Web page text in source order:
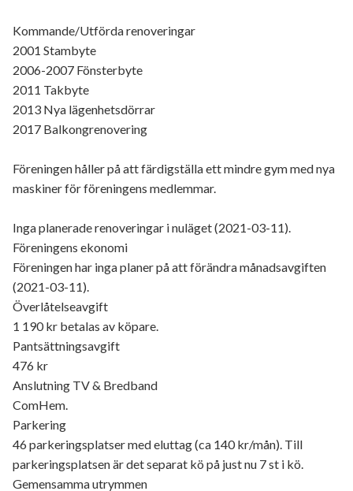
Kommande/Utförda renoveringar
2001 Stambyte
2006-2007 Fönsterbyte
2011 Takbyte
2013 Nya lägenhetsdörrar
2017 Balkongrenovering
Föreningen håller på att färdigställa ett mindre gym med nya
maskiner för föreningens medlemmar.
Inga planerade renoveringar i nuläget (2021-03-11).
Föreningens ekonomi
Föreningen har inga planer på att förändra månadsavgiften
(2021-03-11).
Överlåtelseavgift
1 190 kr betalas av köpare.
Pantsättningsavgift
476 kr
Anslutning TV & Bredband
ComHem.
Parkering
46 parkeringsplatser med eluttag (ca 140 kr/mån). Till
parkeringsplatsen är det separat kö på just nu 7 st i kö.
Gemensamma utrymmen